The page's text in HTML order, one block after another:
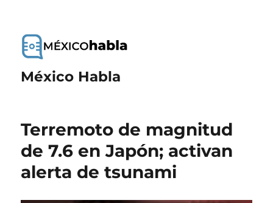
México Habla
Terremoto de magnitud
de 7.6 en Japón; activan
alerta de tsunami